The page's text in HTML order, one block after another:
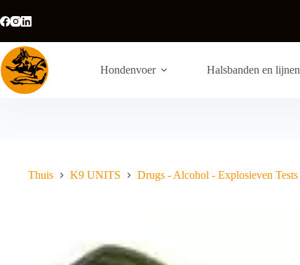
naar
de
inhoud
Hondenvoer Halsbanden en lijnen
Thuis K9 UNITS Drugs - Alcohol - Explosieven Tests